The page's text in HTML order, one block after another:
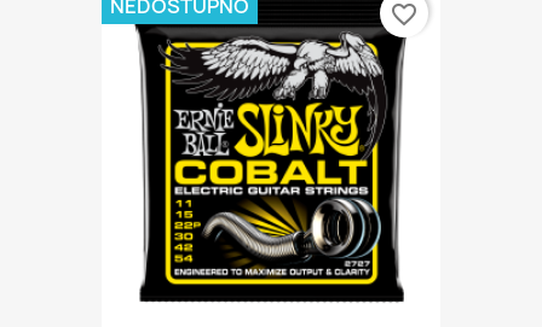
NEDOSTUPNO favorite_border